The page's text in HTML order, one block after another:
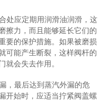
处应定期用润滑油润滑，这
擦力，而且能够延长它们的
要的保护措施。如果被磨损
可能产生断裂，这样阀杆的
会失去作用。
，最后达到蒸汽外漏的危
开始时，应适当拧紧阀盖螺